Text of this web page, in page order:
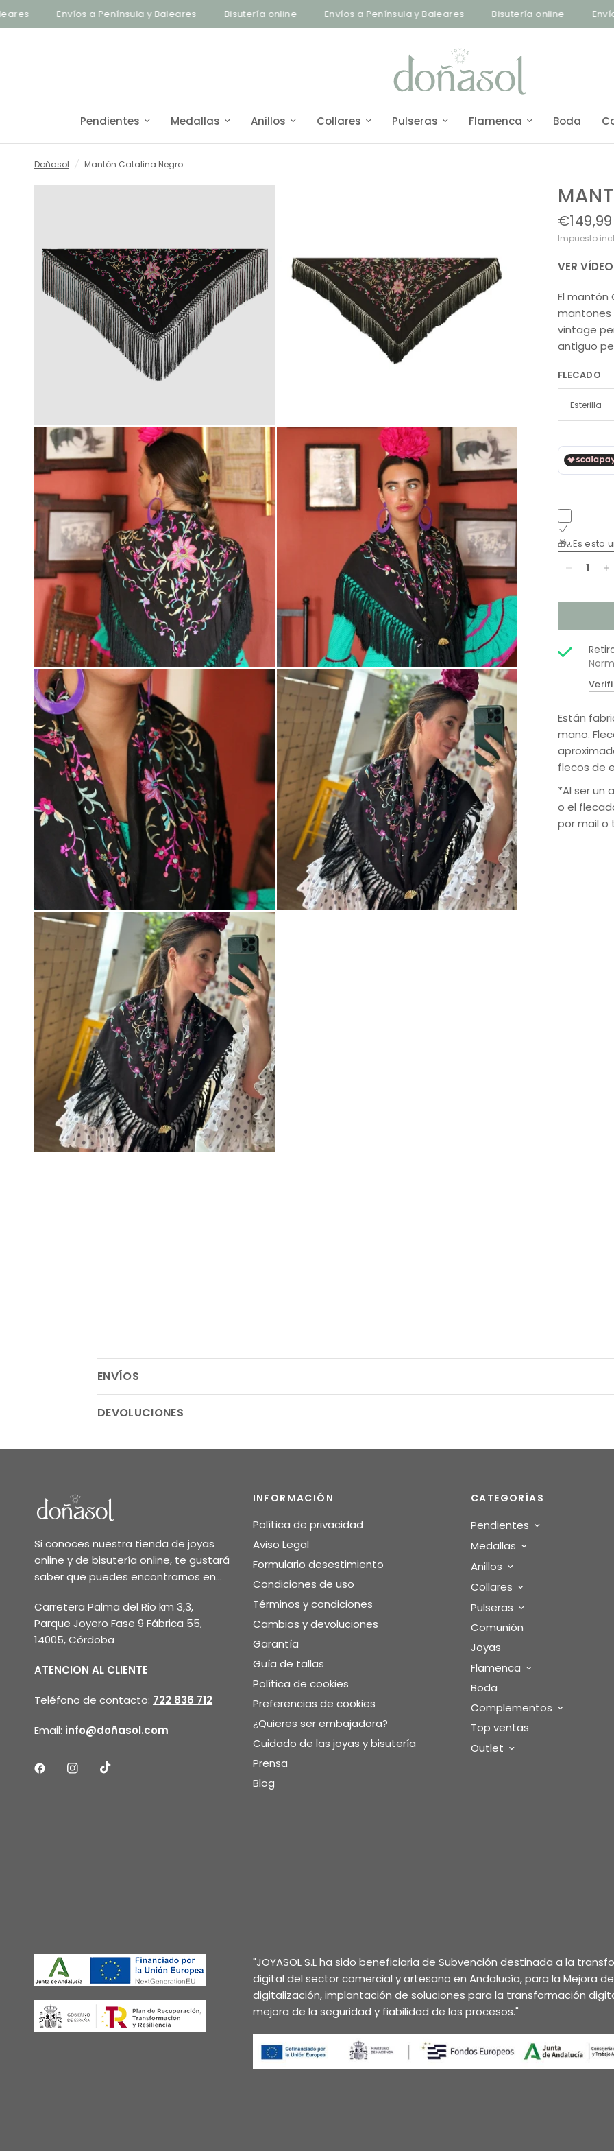
Envíos a Península y Baleares Bisutería online Envíos a Península y Baleares Bisutería online Envíos a
Pendientes Medallas Anillos Collares Pulseras Flamenca Boda
Doñasol / Mantón Catalina Negro
€149,99
Impuesto
VER
El mantón
mantones
vintage
antiguo
FLECADO
🎁¿Es esto
Están
mano.
flecos de
*Al ser un
o el
por mail o
ENVÍOS
DEVOLUCIONES
Si conoces nuestra tienda de joyas
online y de bisutería online, te gustará
saber que puedes encontrarnos en...
Carretera Palma del Rio km 3,3,
Parque Joyero Fase 9 Fábrica 55,
14005, Córdoba
ATENCION AL CLIENTE
Teléfono de contacto: 722 836 712
Email: info@doñasol.com
INFORMACIÓN
Política de privacidad
Aviso Legal
Formulario desestimiento
Condiciones de uso
Términos y condiciones
Cambios y devoluciones
Garantía
Guía de tallas
Política de cookies
Preferencias de cookies
¿Quieres ser embajadora?
Cuidado de las joyas y bisutería
Prensa
Blog
CATEGORÍAS
Pendientes
Medallas
Anillos
Collares
Pulseras
Comunión
Joyas
Flamenca
Boda
Complementos
Top ventas
Outlet
"JOYASOL S.L ha sido beneficiaria de Subvención destinada a la
digital del sector comercial y artesano en Andalucía, para la Mejora
digitalización, implantación de soluciones para la transformación
mejora de la seguridad y fiabilidad de los procesos."